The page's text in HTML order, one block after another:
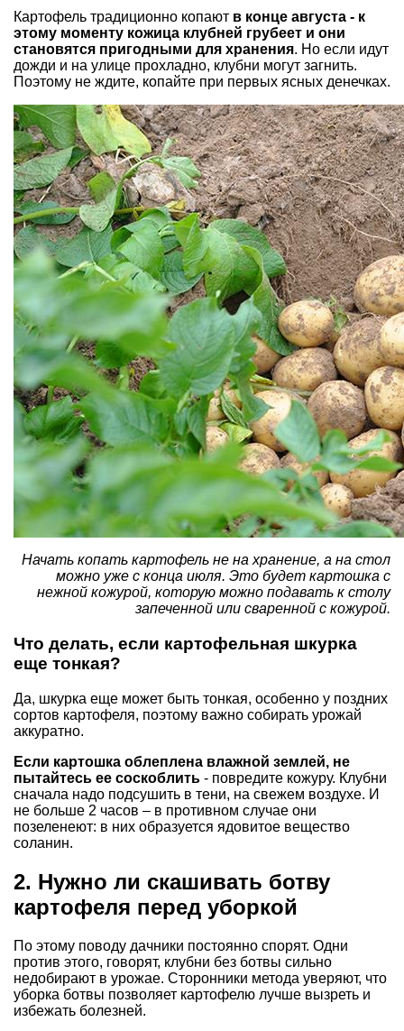
Картофель традиционно копают в конце августа - к
этому моменту кожица клубней грубеет и они
становятся пригодными для хранения. Но если идут
дожди и на улице прохладно, клубни могут загнить.
Поэтому не ждите, копайте при первых ясных денечках.
Начать копать картофель не на хранение, а на стол
можно уже с конца июля. Это будет картошка с
нежной кожурой, которую можно подавать к столу
запеченной или сваренной с кожурой.
Что делать, если картофельная шкурка
еще тонкая?
Да, шкурка еще может быть тонкая, особенно у поздних
сортов картофеля, поэтому важно собирать урожай
аккуратно.
Если картошка облеплена влажной землей, не
пытайтесь ее соскоблить - повредите кожуру. Клубни
сначала надо подсушить в тени, на свежем воздухе. И
не больше 2 часов – в противном случае они
позеленеют: в них образуется ядовитое вещество
соланин.
2. Нужно ли скашивать ботву
картофеля перед уборкой
По этому поводу дачники постоянно спорят. Одни
против этого, говорят, клубни без ботвы сильно
недобирают в урожае. Сторонники метода уверяют, что
уборка ботвы позволяет картофелю лучше вызреть и
избежать болезней.